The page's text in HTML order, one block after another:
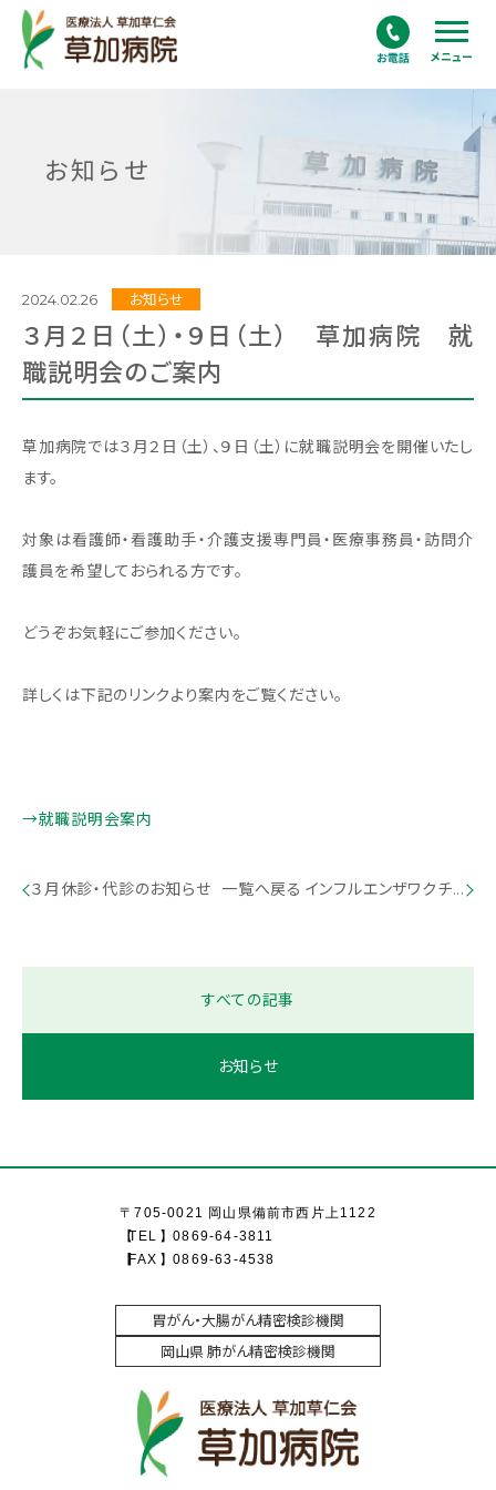
メニュー
お知らせ
2024.02.26 お知らせ
３月２日（土）・９日（土） 草加病院 就
職説明会のご案内
草加病院では３月２日（土）、９日（土）に就職説明会を開催いたし
ます。
対象は看護師・看護助手・介護支援専門員・医療事務員・訪問介
護員を希望しておられる方です。
どうぞお気軽にご参加ください。
詳しくは下記のリンクより案内をご覧ください。
→就職説明会案内
３月休診・代診のお知らせ 一覧へ戻る インフルエンザワクチ...
すべての記事
お知らせ
〒705-0021 岡山県備前市西片上1122
TEL
0869-64-3811
FAX
0869-63-4538
胃がん・大腸がん精密検診機関
岡山県 肺がん精密検診機関